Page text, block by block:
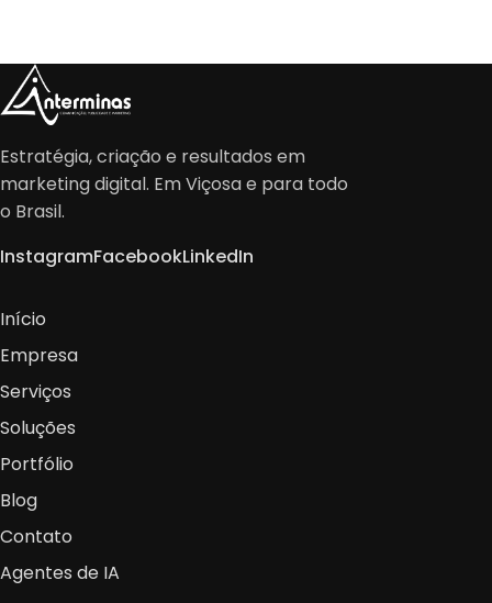
Estratégia, criação e resultados em
marketing digital. Em Viçosa e para todo
o Brasil.
InstagramFacebookLinkedIn
Início
Empresa
Serviços
Soluções
Portfólio
Blog
Contato
Agentes de IA